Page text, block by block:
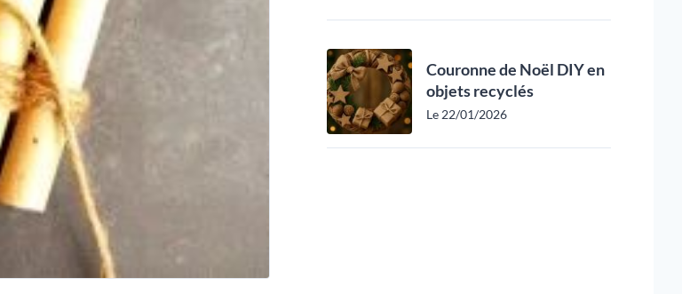
Couronne de Noël DIY en
objets recyclés
Le 22/01/2026